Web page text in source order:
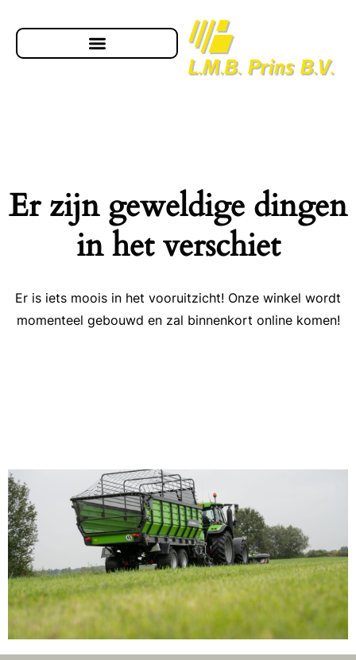
Er zijn geweldige dingen
in het verschiet
Er is iets moois in het vooruitzicht! Onze winkel wordt
momenteel gebouwd en zal binnenkort online komen!